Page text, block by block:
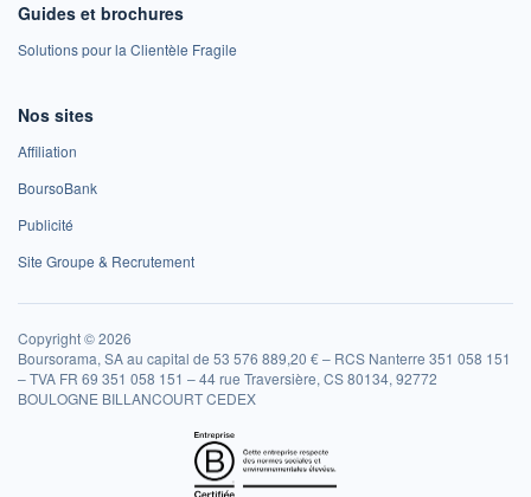
Guides et brochures
Solutions pour la Clientèle Fragile
Nos sites
Affiliation
BoursoBank
Publicité
Site Groupe & Recrutement
Copyright © 2026
Boursorama, SA au capital de 53 576 889,20 € – RCS Nanterre 351 058 151
– TVA FR 69 351 058 151 – 44 rue Traversière, CS 80134, 92772
BOULOGNE BILLANCOURT CEDEX